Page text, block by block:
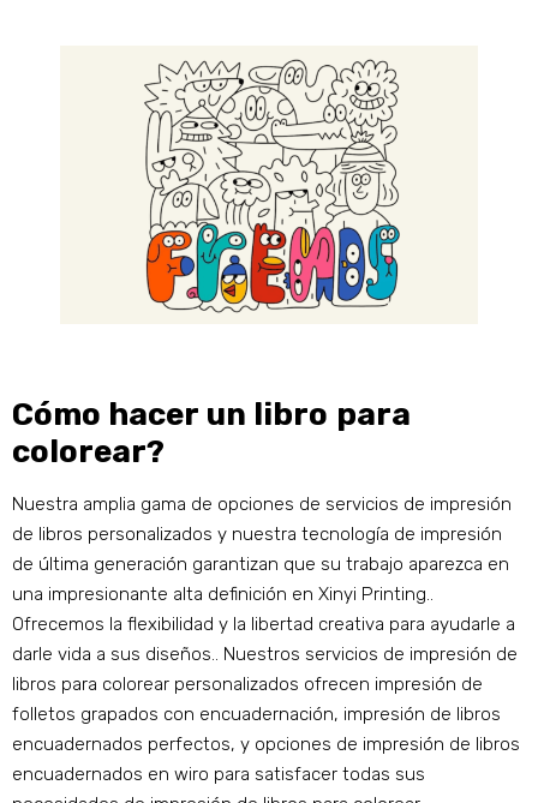
Cómo hacer un libro para
colorear?
Nuestra amplia gama de opciones de servicios de impresión
de libros personalizados y nuestra tecnología de impresión
de última generación garantizan que su trabajo aparezca en
una impresionante alta definición en Xinyi Printing..
Ofrecemos la flexibilidad y la libertad creativa para ayudarle a
darle vida a sus diseños.. Nuestros servicios de impresión de
libros para colorear personalizados ofrecen impresión de
folletos grapados con encuadernación, impresión de libros
encuadernados perfectos, y opciones de impresión de libros
encuadernados en wiro para satisfacer todas sus